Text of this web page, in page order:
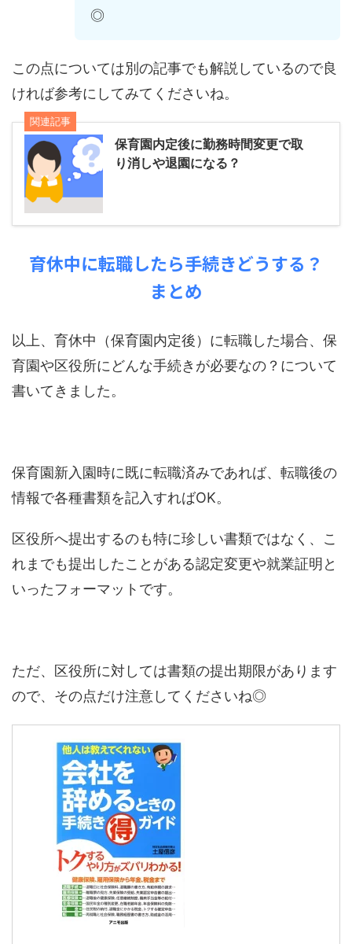
◎
この点については別の記事でも解説しているので良
ければ参考にしてみてくださいね。
関連記事
保育園内定後に勤務時間変更で取
り消しや退園になる？
育休中に転職したら手続きどうする？
まとめ
以上、育休中（保育園内定後）に転職した場合、保
育園や区役所にどんな手続きが必要なの？について
書いてきました。
保育園新入園時に既に転職済みであれば、転職後の
情報で各種書類を記入すればOK。
区役所へ提出するのも特に珍しい書類ではなく、こ
れまでも提出したことがある認定変更や就業証明と
いったフォーマットです。
ただ、区役所に対しては書類の提出期限があります
ので、その点だけ注意してくださいね◎